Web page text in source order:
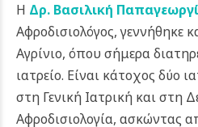
Η Δρ. Βασιλική
Αφροδισιολόγος, γεννήθηκε
Αγρίνιο, όπου σήμερα
ιατρείο. Είναι κάτοχος δύο
στη Γενική Ιατρική και στη
Αφροδισιολογία, ασκώντας